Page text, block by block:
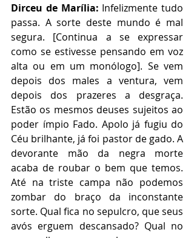
Dirceu de Marília: Infelizmente tudo
passa. A sorte deste mundo é mal
segura. [Continua a se expressar
como se estivesse pensando em voz
alta ou em um monólogo]. Se vem
depois dos males a ventura, vem
depois dos prazeres a desgraça.
Estão os mesmos deuses sujeitos ao
poder ímpio Fado. Apolo já fugiu do
Céu brilhante, já foi pastor de gado. A
devorante mão da negra morte
acaba de roubar o bem que temos.
Até na triste campa não podemos
zombar do braço da inconstante
sorte. Qual fica no sepulcro, que seus
avós erguem descansado? Qual no